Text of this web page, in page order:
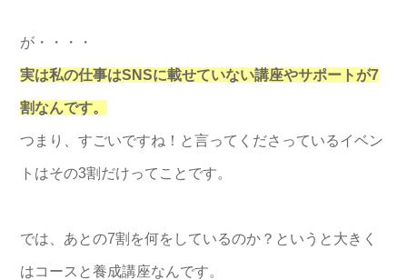
が・・・・
実は私の仕事はSNSに載せていない講座やサポートが7
割なんです。
つまり、すごいですね！と言ってくださっているイベン
トはその3割だけってことです。
では、あとの7割を何をしているのか？というと大きく
はコースと養成講座なんです。